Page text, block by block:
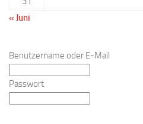
« Juni
Benutzername oder E-Mail
Passwort